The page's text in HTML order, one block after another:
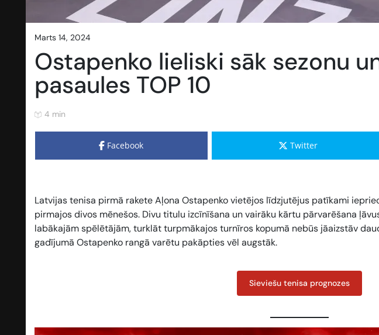
marts 14, 2024
Ostapenko lieliski sāk sezonu
pasaules TOP 10
4 min
Facebook Twitter
Latvijas tenisa pirmā rakete Aļona Ostapenko vietējos līdzjutējus patīkami
pirmajos divos mēnešos. Divu titulu izcīnīšana un vairāku kārtu pārvarēšana
labākajām spēlētājām, turklāt turpmākajos turnīros kopumā nebūs jāaizstāv
gadījumā Ostapenko rangā varētu pakāpties vēl augstāk.
Sieviešu tenisa prognozes